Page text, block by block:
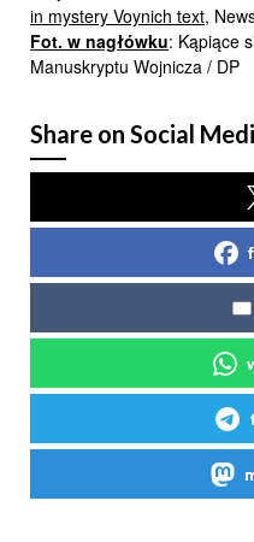
in mystery Voynich text,
Fot. w nagłówku: Kąpiące
Manuskryptu Wojnicza / DP
Share on Social